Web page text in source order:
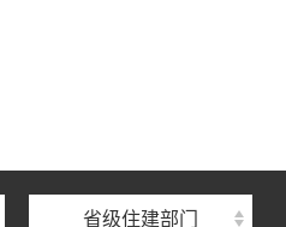
省级住建部门